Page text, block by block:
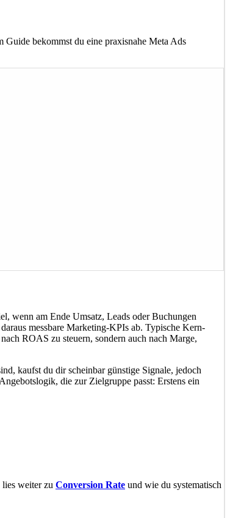
bekommst du eine praxisnahe Meta Ads
wenn am Ende Umsatz, Leads oder Buchungen
messbare Marketing-KPIs ab. Typische Kern-
ROAS zu steuern, sondern auch nach Marge,
kaufst du dir scheinbar günstige Signale, jedoch
die zur Zielgruppe passt: Erstens ein
weiter zu Conversion Rate und wie du systematisch